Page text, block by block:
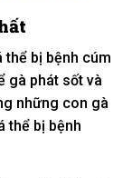
bị bệnh cúm
gà phát sốt và
những con gà
thể bị bệnh